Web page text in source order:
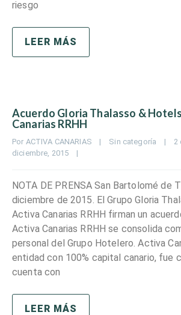
riesgo
LEER MÁS
Acuerdo Gloria Thalasso &
Canarias RRHH
Por ACTIVA CANARIAS | Sin categoría | 2
diciembre, 2015 |
NOTA DE PRENSA San Bartolomé de
diciembre de 2015. El Grupo Gloria
Activa Canarias RRHH firman un
Activa Canarias RRHH se consolida
personal del Grupo Hotelero. Activa
entidad con 100% capital canario, fue
cuenta con
LEER MÁS